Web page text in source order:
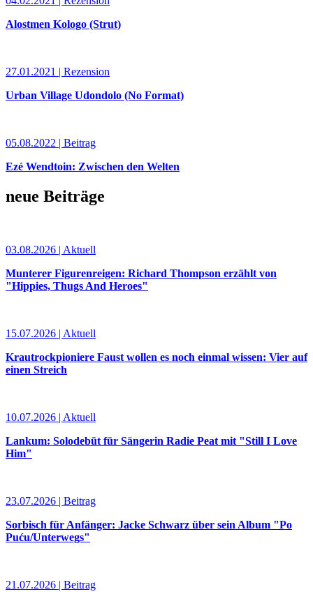
Alostmen Kologo (Strut)
27.01.2021 | Rezension
Urban Village Udondolo (No Format)
05.08.2022 | Beitrag
Ezé Wendtoin: Zwischen den Welten
neue Beiträge
03.08.2026 | Aktuell
Munterer Figurenreigen: Richard Thompson erzählt von
"Hippies, Thugs And Heroes"
15.07.2026 | Aktuell
Krautrockpioniere Faust wollen es noch einmal wissen: Vier auf
einen Streich
10.07.2026 | Aktuell
Lankum: Solodebüt für Sängerin Radie Peat mit "Still I Love
Him"
23.07.2026 | Beitrag
Sorbisch für Anfänger: Jacke Schwarz über sein Album "Po
Puću/Unterwegs"
21.07.2026 | Beitrag